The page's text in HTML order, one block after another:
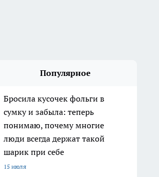
Популярное
Бросила кусочек фольги в
сумку и забыла: теперь
понимаю, почему многие
люди всегда держат такой
шарик при себе
15 июля